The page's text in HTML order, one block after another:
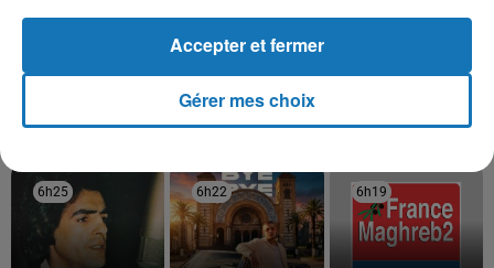
6h25
6h25 6h22
6h22 6h19
6h19
Gérer mes choix
Accepter et fermer